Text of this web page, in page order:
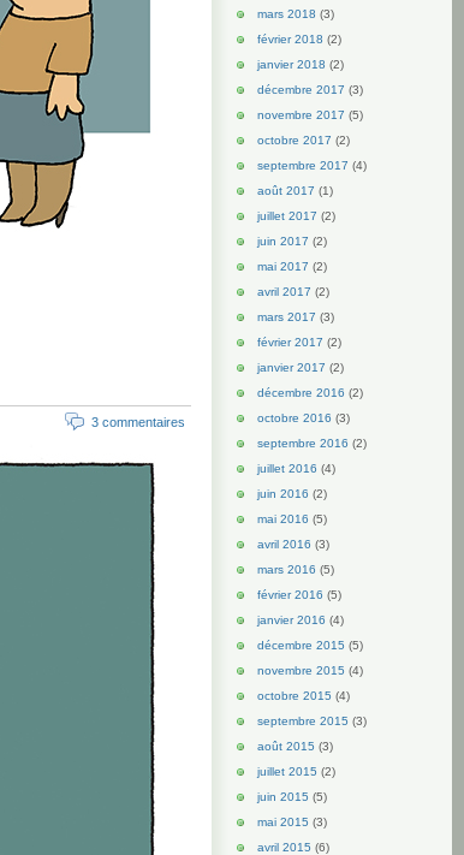
3 commentaires
mars 2018 (3)
février 2018 (2)
janvier 2018 (2)
décembre 2017 (3)
novembre 2017 (5)
octobre 2017 (2)
septembre 2017 (4)
août 2017 (1)
juillet 2017 (2)
juin 2017 (2)
mai 2017 (2)
avril 2017 (2)
mars 2017 (3)
février 2017 (2)
janvier 2017 (2)
décembre 2016 (2)
octobre 2016 (3)
septembre 2016 (2)
juillet 2016 (4)
juin 2016 (2)
mai 2016 (5)
avril 2016 (3)
mars 2016 (5)
février 2016 (5)
janvier 2016 (4)
décembre 2015 (5)
novembre 2015 (4)
octobre 2015 (4)
septembre 2015 (3)
août 2015 (3)
juillet 2015 (2)
juin 2015 (5)
mai 2015 (3)
avril 2015 (6)